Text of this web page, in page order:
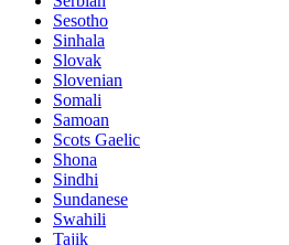
Sesotho
Sinhala
Slovak
Slovenian
Somali
Samoan
Scots Gaelic
Shona
Sindhi
Sundanese
Swahili
Tajik